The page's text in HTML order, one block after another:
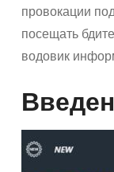
провокации
посещать
водовик